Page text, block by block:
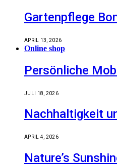
Gartenpflege
APRIL 13, 2026
Online shop
Persönliche
JULI 18, 2026
Nachhaltigkeit
APRIL 4, 2026
Nature’s